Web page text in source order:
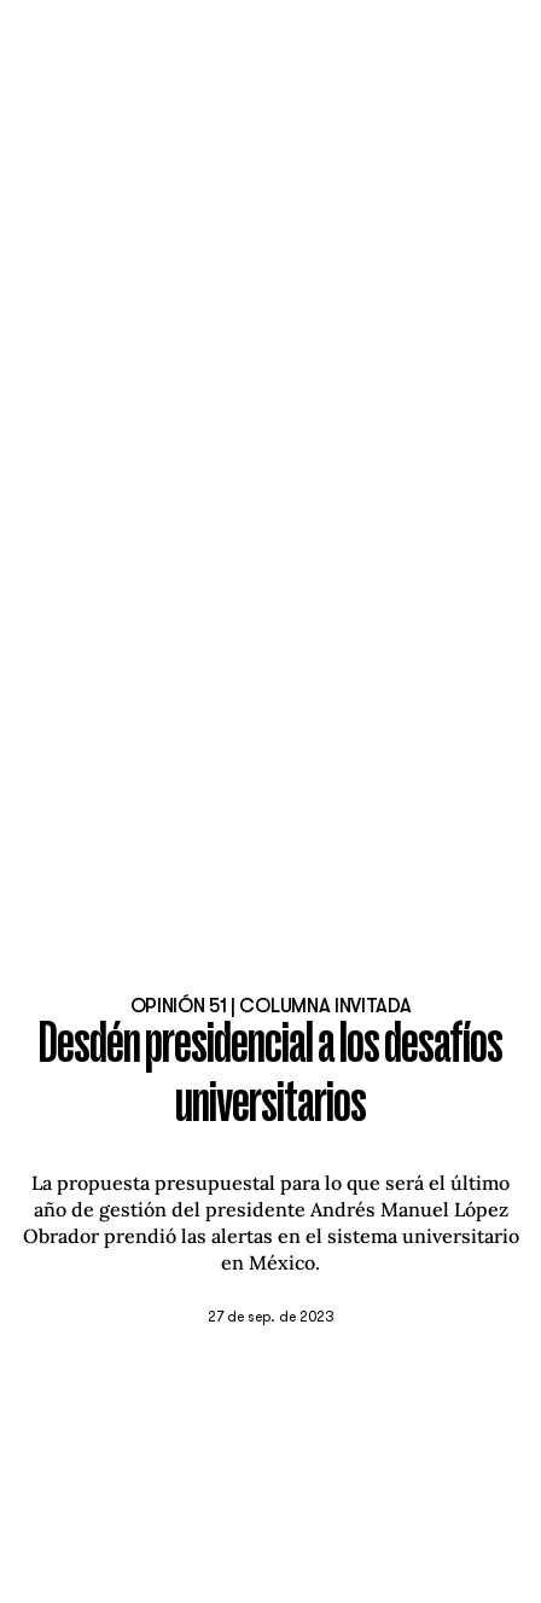
OPINIÓN 51 | COLUMNA INVITADA
Desdén presidencial a los desafíos
universitarios
La propuesta presupuestal para lo que será el último
año de gestión del presidente Andrés Manuel López
Obrador prendió las alertas en el sistema universitario
en México.
27 de sep. de 2023